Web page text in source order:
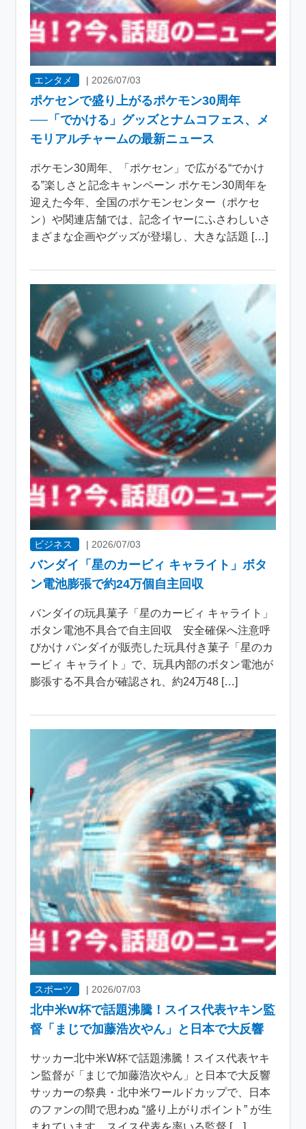
エンタメ | 2026/07/03
ポケセンで盛り上がるポケモン30周年
──「でかける」グッズとナムコフェス、メ
モリアルチャームの最新ニュース
ポケモン30周年、「ポケセン」で広がる“でかけ
る”楽しさと記念キャンペーン ポケモン30周年を
迎えた今年、全国のポケモンセンター（ポケセ
ン）や関連店舗では、記念イヤーにふさわしいさ
まざまな企画やグッズが登場し、大きな話題 […]
ビジネス | 2026/07/03
バンダイ「星のカービィ キャライト」ボタ
ン電池膨張で約24万個自主回収
バンダイの玩具菓子「星のカービィ キャライト」
ボタン電池不具合で自主回収 安全確保へ注意呼
びかけ バンダイが販売した玩具付き菓子「星のカ
ービィ キャライト」で、玩具内部のボタン電池が
膨張する不具合が確認され、約24万48 […]
スポーツ | 2026/07/03
北中米W杯で話題沸騰！スイス代表ヤキン監
督「まじで加藤浩次やん」と日本で大反響
サッカー北中米W杯で話題沸騰！スイス代表ヤキ
ン監督が「まじで加藤浩次やん」と日本で大反響
サッカーの祭典・北中米ワールドカップで、日本
のファンの間で思わぬ “盛り上がりポイント” が生
まれています。スイス代表を率いる監督 […]